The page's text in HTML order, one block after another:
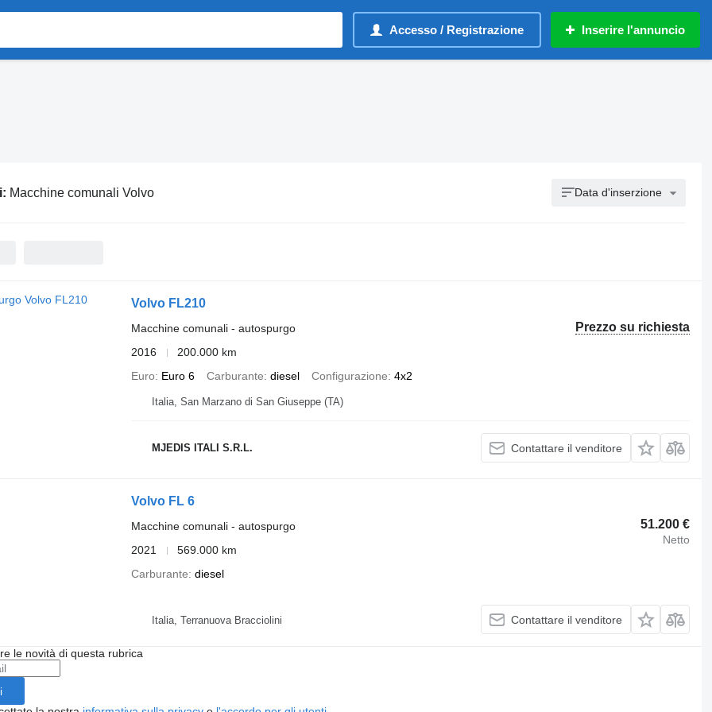
Accesso / Registrazione Inserire l'annuncio
Macchine comunali Volvo Data d'inserzione
Volvo FL210
Prezzo su richiesta
Macchine comunali - autospurgo
2016
200.000 km
Euro
Euro 6 Carburante diesel Configurazione 4x2
Italia, San Marzano di San Giuseppe (TA)
MJEDIS ITALI S.R.L. Contattare il venditore
Volvo FL 6
51.200 €
Netto
Macchine comunali - autospurgo
2021
569.000 km
Carburante diesel
Italia, Terranuova Bracciolini Contattare il venditore
le novità di questa rubrica